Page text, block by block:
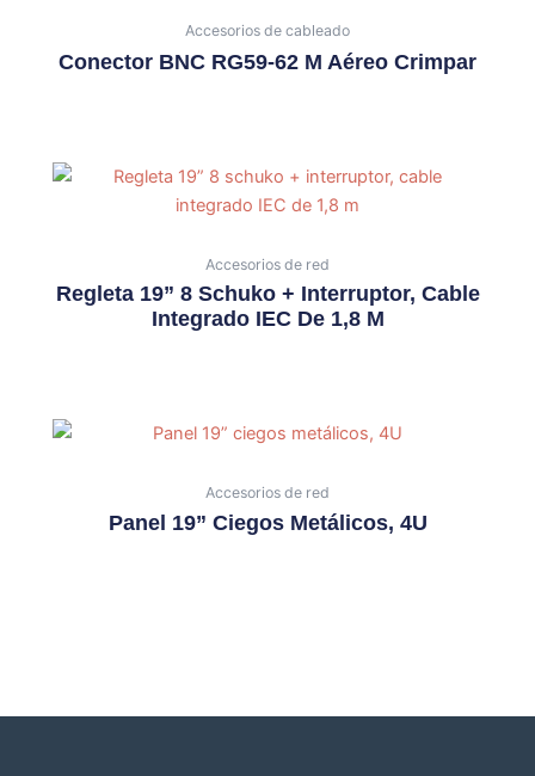
Accesorios de cableado
Conector BNC RG59-62 M Aéreo Crimpar
Accesorios de red
Regleta 19” 8 Schuko + Interruptor, Cable
Integrado IEC De 1,8 M
Accesorios de red
Panel 19” Ciegos Metálicos, 4U